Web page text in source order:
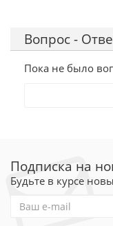
Вопрос -
Пока не было
Подписка на
Будьте в курсе